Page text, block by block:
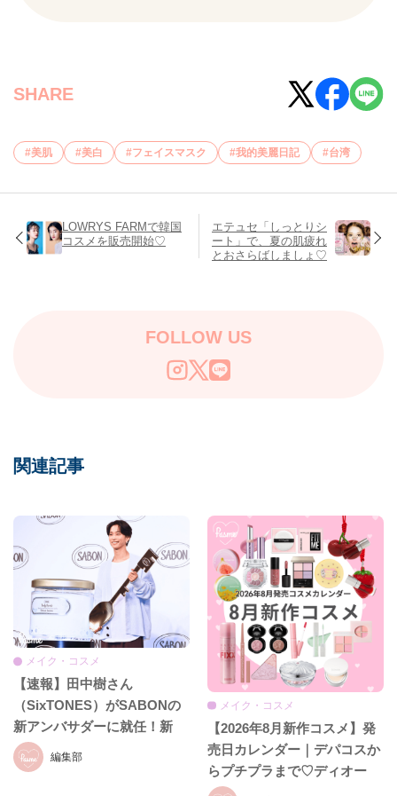
SHARE
美肌 美白 フェイスマスク 我的美麗日記 台湾
LOWRYS FARMで韓国
コスメを販売開始♡
エテュセ「しっとりシ
ート」で、夏の肌疲れ
とおさらばしましょ♡
FOLLOW US
関連記事
編集部
メイク・コスメ
【速報】田中樹さん
（SixTONES）がSABONの
新アンバサダーに就任！新
CM初公開＆就任発表会をレ
ポ♡
メイク・コスメ
【2026年8月新作コスメ】発
売日カレンダー｜デパコスか
らプチプラまで♡ディオー
ル、イヴ・サンローラン、ケ